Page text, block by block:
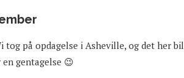
tog på opdagelse i Asheville, og det her
gentagelse 😉